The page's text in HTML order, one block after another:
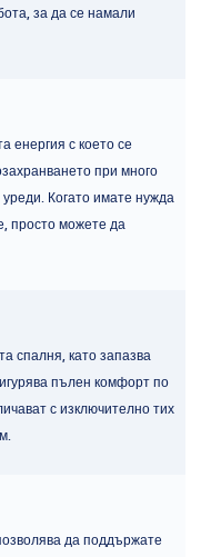
за да се намали
енергия с което се
при много
Когато имате нужда
просто можете да
спалня, като запазва
пълен комфорт по
с изключително тих
да поддържате